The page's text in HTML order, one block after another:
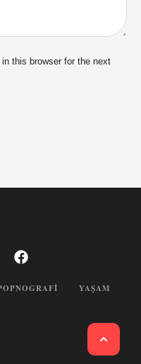
this browser for the next
YAŞAM